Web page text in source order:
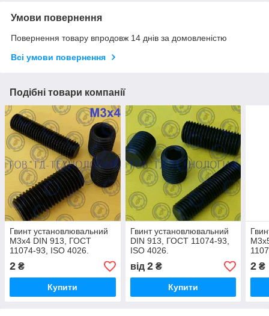
Умови повернення
Повернення товару впродовж 14 днів за домовленістю
Всі умови повернення
Подібні товари компанії
Гвинт установлювальний
М3х4 DIN 913, ГОСТ
11074-93, ISO 4026.
2 ₴
Купити
Гвинт установлювальний
DIN 913, ГОСТ 11074-93,
ISO 4026.
від 2₴
Купити
2 ₴